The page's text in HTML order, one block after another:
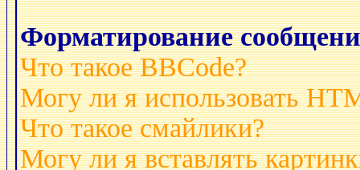
Форматирование
Что такое BBCode?
Могу ли я использовать
Что такое смайлики?
Могу ли я вставлять